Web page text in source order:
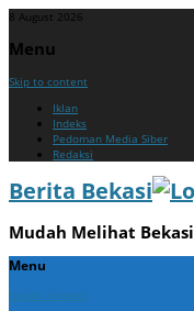
8 August 2026
Menu
Skip to content
Iklan
Indeks
Pedoman Media Siber
Redaksi
Berita Bekasi
Mudah Melihat Bekasi
Menu
Skip to content